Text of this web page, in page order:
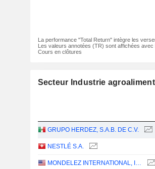
La performance "Total Return" intègre les
Les valeurs annotées (TR) sont affichées
Cours en clôtures
Secteur Industrie
GRUPO HERDEZ, S.A.B. DE C.V.
NESTLÉ S.A.
MONDELEZ INTERNATIONAL, INC.